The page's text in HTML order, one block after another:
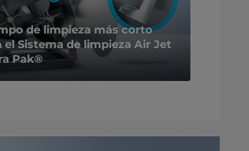
de limpieza más corto
el Sistema de limpieza Air Jet
Pak®